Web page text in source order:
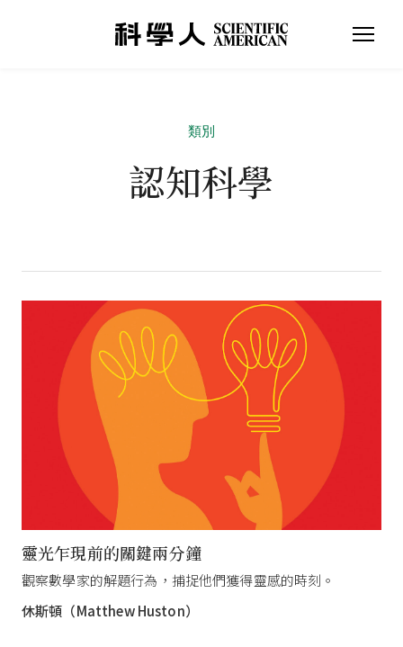
類別
認知科學
靈光乍現前的關鍵兩分鐘
觀察數學家的解題行為，捕捉他們獲得靈感的時刻。
休斯頓（Matthew Huston）